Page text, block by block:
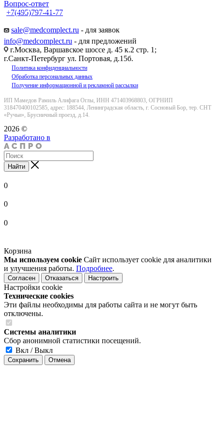
Вопрос-ответ
+7(495)797-41-77
sale@medcomplect.ru - для заявок
info@medcomplect.ru - для предложений
г.Москва, Варшавское шоссе д. 45 к.2 стр. 1;
г.Санкт-Петербург ул. Портовая, д.15б.
Политика конфиденциальности
Обработка персональных данных
Получение информационной и рекламной рассылки
ИП Мамедов Рамиль Алифага Оглы, ИНН 471403968803, ОГРНИП
318470400102585, адрес: 188544, Ленинградская область, г. Сосновый Бор, тер. СНТ
«Ручьи», Брусничный проезд, д.14.
2026 ©
Разработано в
Найти
0
0
0
Корзина
Мы используем cookie Сайт использует cookie для аналитики
и улучшения работы. Подробнее.
Согласен Отказаться Настроить
Настройки cookie
Технические cookies
Эти файлы необходимы для работы сайта и не могут быть
отключены.
Системы аналитики
Сбор анонимной статистики посещений.
Вкл / Выкл
Сохранить Отмена